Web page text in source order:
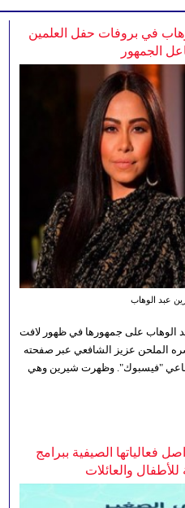
في بروفات حفل العلمين
الجمهور
عبد الوهاب
الوهاب على جمهورها في ظهور لافت
الملحن عزيز الشافعي عبر صفحته
"فيسبوك". وظهرت شيرين وهي
فعالياتها الصيفية ببرامج
للأطفال والعائلات